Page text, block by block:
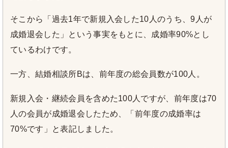
そこから「過去1年で新規入会した10人のうち、9人が
成婚退会した」という事実をもとに、成婚率90%とし
ているわけです。
一方、結婚相談所Bは、前年度の総会員数が100人。
新規入会・継続会員を含めた100人ですが、前年度は70
人の会員が成婚退会したため、「前年度の成婚率は
70%です」と表記しました。